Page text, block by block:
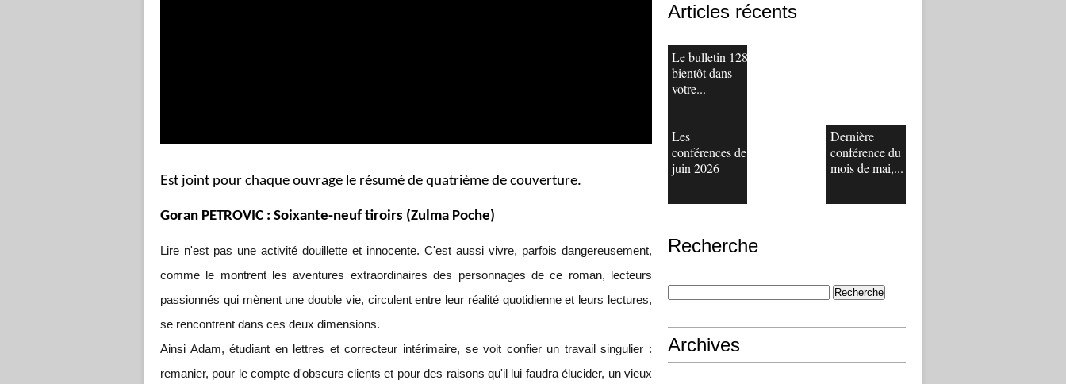
Est joint pour chaque ouvrage le résumé de quatrième de couverture.
Goran PETROVIC : Soixante-neuf tiroirs (Zulma Poche)
Lire n'est pas une activité douillette et innocente. C'est aussi vivre, parfois dangereusement,
comme le montrent les aventures extraordinaires des personnages de ce roman, lecteurs
passionnés qui mènent une double vie, circulent entre leur réalité quotidienne et leurs lectures,
se rencontrent dans ces deux dimensions.
Ainsi Adam, étudiant en lettres et correcteur intérimaire, se voit confier un travail singulier :
remanier, pour le compte d'obscurs clients et pour des raisons qu'il lui faudra élucider, un vieux
Articles récents
Le bulletin 128
bientôt dans
votre...
Les
conférences de
juin 2026
Dernière
conférence du
mois de mai,...
Recherche
Archives